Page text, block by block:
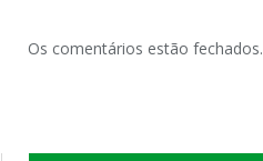
Os comentários estão fechados.